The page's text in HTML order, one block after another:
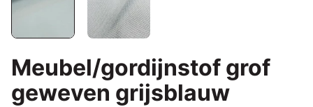
Meubel/gordijnstof grof
geweven grijsblauw